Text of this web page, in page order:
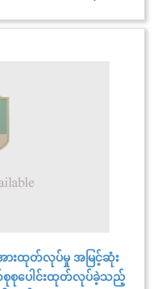
ားထုတ်လုပ်မှု အမြင့်ဆုံး
ရက်စုစုပေါင်းထုတ်လုပ်ခဲ့သည့်